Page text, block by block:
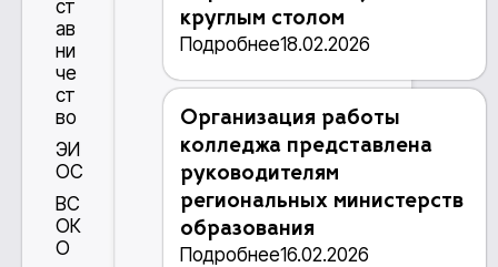
ст
ав
ни
че
ст
во
ЭИ
ОС
ВС
ОК
О
круглым столом
Подробнее18.02.2026
Организация работы
колледжа представлена
руководителям
региональных министерств
образования
Подробнее16.02.2026